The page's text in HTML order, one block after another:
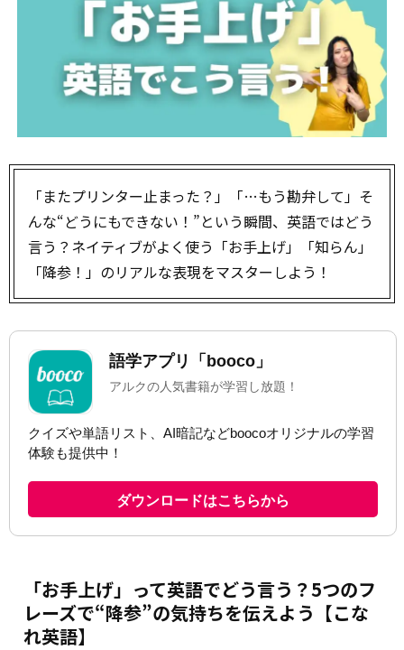
「またプリンター止まった？」「…もう勘弁して」――そ
んな“どうにもできない！”という瞬間、英語ではどう
言う？ネイティブがよく使う「お手上げ」「知らん」
「降参！」のリアルな表現をマスターしよう！
「お手上げ」って英語でどう言う？5つのフ
レーズで“降参”の気持ちを伝えよう【こな
れ英語】